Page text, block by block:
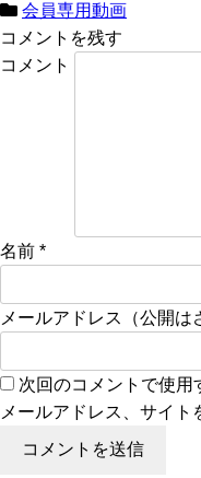
会員専用動画
コメントを残す
コメント
名前 *
メールアドレス（公開は
次回のコメントで使用
メールアドレス、サイト